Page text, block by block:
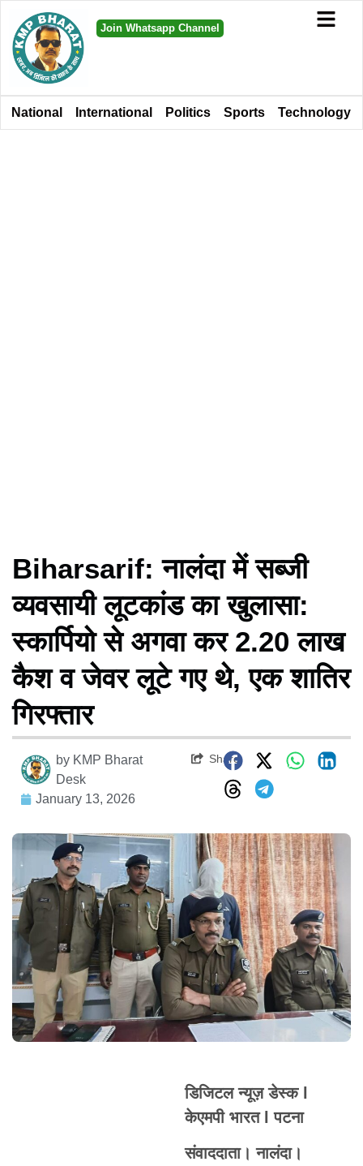
Join Whatsapp Channel
National International Politics Sports Technology
Biharsarif: नालंदा में सब्जी
व्यवसायी लूटकांड का खुलासा:
स्कार्पियो से अगवा कर 2.20 लाख
कैश व जेवर लूटे गए थे, एक शातिर
गिरफ्तार
by KMP Bharat
Desk
January 13, 2026
Share
डिजिटल न्यूज़ डेस्क l
केएमपी भारत l पटना
संवाददाता। नालंदा।